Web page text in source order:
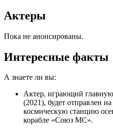
Актеры
Пока не анонсированы.
Интересные факты
А знаете ли вы:
Актер, играющий
(2021), будет отправлен
космическую станцию
корабле «Союз МС».